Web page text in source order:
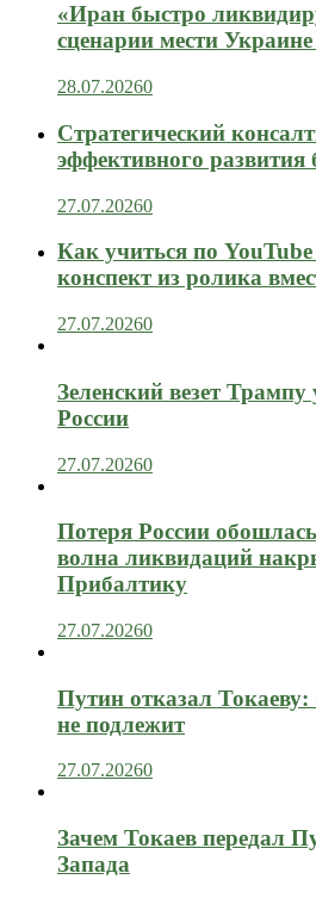
«Иран быстро
сценарии мести
28.07.20260
Стратегический
эффективного развития
27.07.20260
Как учиться по
конспект из ролика
27.07.20260
Зеленский везет
России
27.07.20260
Потеря России
волна ликвидаций
Прибалтику
27.07.20260
Путин отказал
не подлежит
27.07.20260
Зачем Токаев передал
Запада